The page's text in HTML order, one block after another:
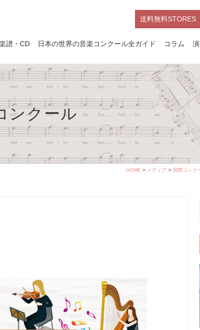
送料無料STORES
譜・CD 日本の世界の音楽コンクール全ガイド コラム
ンクール
HOME > メディア > 国際コンク